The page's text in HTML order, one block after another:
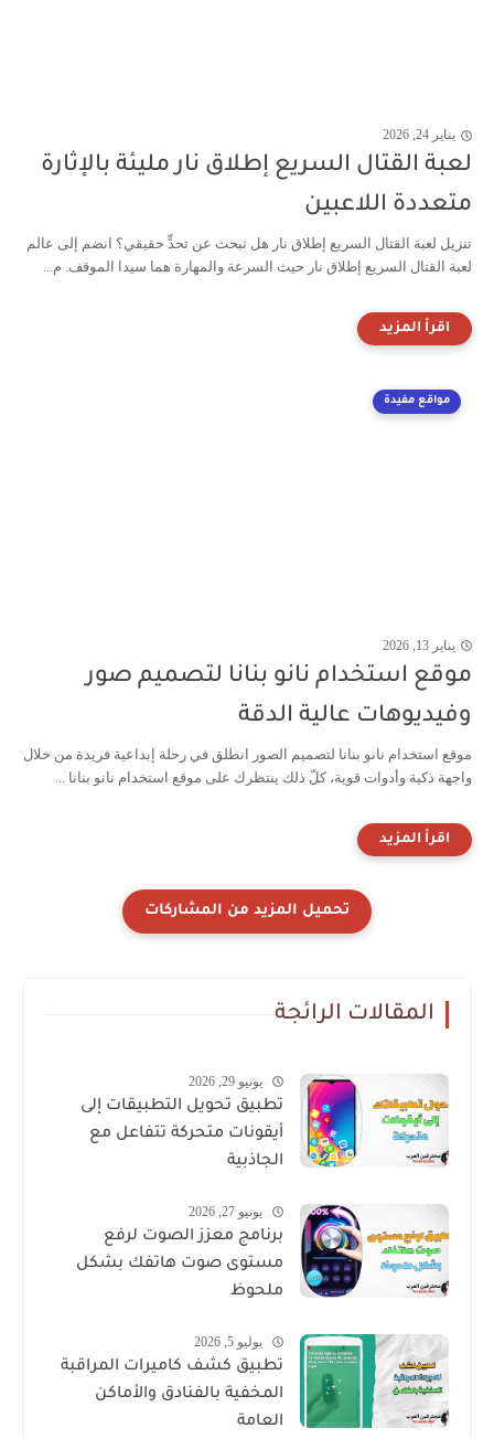
يناير 24, 2026
لعبة القتال السريع إطلاق نار مليئة بالإثارة
متعددة اللاعبين
تنزيل لعبة القتال السريع إطلاق نار هل تبحث عن تحدٍّ حقيقي؟ انضم إلى عالم
لعبة القتال السريع إطلاق نار حيث السرعة والمهارة هما سيدا الموقف. م...
مواقع مفيدة
يناير 13, 2026
موقع استخدام نانو بنانا لتصميم صور
وفيديوهات عالية الدقة
موقع استخدام نانو بنانا لتصميم الصور انطلق في رحلة إبداعية فريدة من خلال
واجهة ذكية وأدوات قوية، كلّ ذلك ينتظرك على موقع استخدام نانو بنانا ...
المقالات الرائجة
يونيو 29, 2026
تطبيق تحويل التطبيقات إلى
أيقونات متحركة تتفاعل مع
الجاذبية
يونيو 27, 2026
برنامج معزز الصوت لرفع
مستوى صوت هاتفك بشكل
ملحوظ
يوليو 5, 2026
تطبيق كشف كاميرات المراقبة
المخفية بالفنادق والأماكن
العامة